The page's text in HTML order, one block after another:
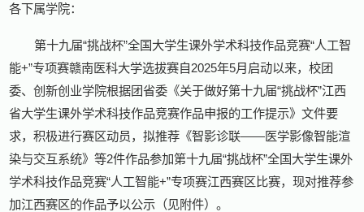
各下属学院：
第十九届“挑战杯”全国大学生课外学术科技作品竞赛“人工智
能+”专项赛赣南医科大学选拔赛自2025年5月启动以来，校团
委、创新创业学院根据团省委《关于做好第十九届“挑战杯”江西
省大学生课外学术科技作品竞赛作品申报的工作提示》文件要
求，积极进行赛区动员，拟推荐《智影诊联——医学影像智能渲
染与交互系统》等2件作品参加第十九届“挑战杯”全国大学生课外
学术科技作品竞赛“人工智能+”专项赛江西赛区比赛，现对推荐参
加江西赛区的作品予以公示（见附件）。